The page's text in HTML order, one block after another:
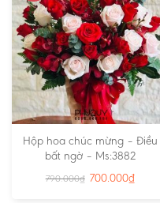
Hộp hoa chúc mừng – Điều
bất ngờ – Ms:3882
790.000₫ 700.000₫